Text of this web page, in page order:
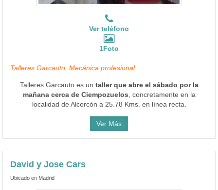
Ver teléfono
1Foto
Talleres Garcauto, Mecánica profesional
Talleres Garcauto es un taller que abre el sábado por la
mañana cerca de Ciempozuelos , concretamente en la
localidad de Alcorcón a 25.78 Kms. en línea recta.
Ver Más
David y Jose Cars
Ubicado en Madrid